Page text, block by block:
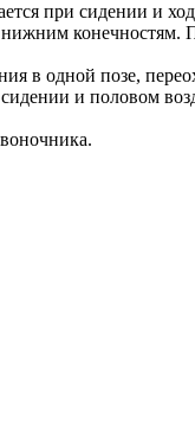
при сидении и
конечностям.
в одной позе,
и половом